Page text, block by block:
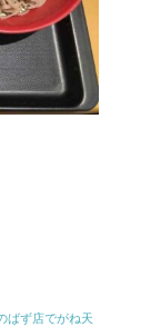
ばず店でがね天